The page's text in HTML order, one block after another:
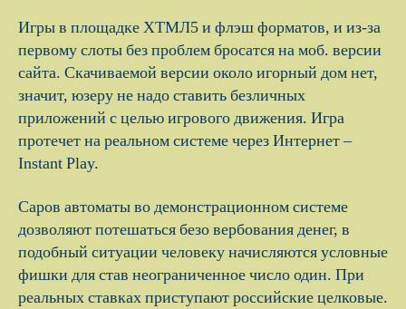
Игры в площадке ХТМЛ5 и флэш форматов, и из-за
первому слоты без проблем бросатся на моб. версии
сайта. Скачиваемой версии около игорный дом нет,
значит, юзеру не надо ставить безличных
приложений с целью игрового движения. Игра
протечет на реальном системе через Интернет –
Instant Play.
Саров автоматы во демонстрационном системе
дозволяют потешаться безо вербования денег, в
подобный ситуации человеку начисляются условные
фишки для став неограниченное число один. При
реальных ставках приступают российские целковые.